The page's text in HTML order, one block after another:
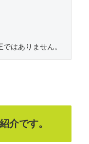
はありません。
介です。